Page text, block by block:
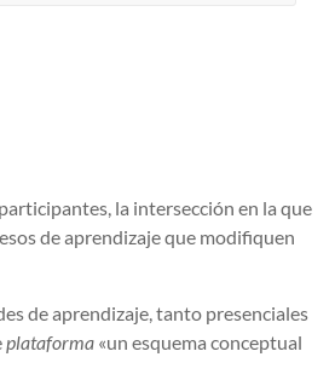
la intersección en la que
de aprendizaje que modifiquen
de aprendizaje, tanto presenciales
plataforma «un esquema conceptual